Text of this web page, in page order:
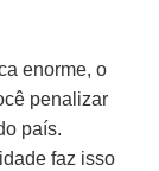
enorme, o
penalizar
país.
faz isso